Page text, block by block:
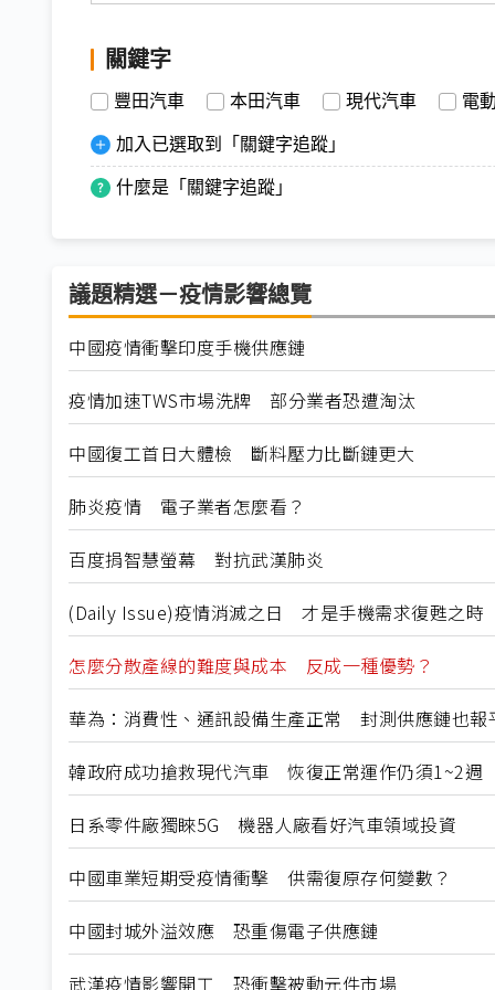
關鍵字
豐田汽車 本田汽車 現代汽車 電
加入已選取到「關鍵字追蹤」
什麼是「關鍵字追蹤」
議題精選－疫情影響總覽
中國疫情衝擊印度手機供應鏈
疫情加速TWS市場洗牌 部分業者恐遭淘汰
中國復工首日大體檢 斷料壓力比斷鏈更大
肺炎疫情 電子業者怎麼看？
百度捐智慧螢幕 對抗武漢肺炎
(Daily Issue)疫情消滅之日 才是手機需求復甦之時
怎麼分散產線的難度與成本 反成一種優勢？
華為：消費性、通訊設備生產正常 封測供應鏈也報
韓政府成功搶救現代汽車 恢復正常運作仍須1~2週
日系零件廠獨睞5G 機器人廠看好汽車領域投資
中國車業短期受疫情衝擊 供需復原存何變數？
中國封城外溢效應 恐重傷電子供應鏈
武漢疫情影響開工 恐衝擊被動元件市場